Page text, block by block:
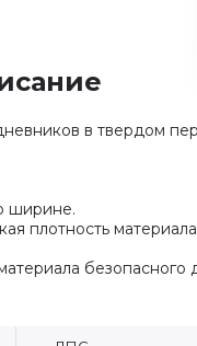
в твердом
ширине.
плотность
безопасного